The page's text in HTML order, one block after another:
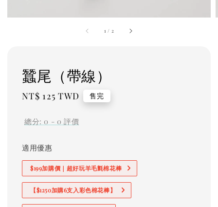
1 / 2
蠶尾（帶線）
Regular
NT$ 125 TWD 售完
總分: 0 - 0 評價
適用優惠
$199加購價｜超好玩羊毛氈棉花棒
【$1250加購6支入彩色棉花棒】